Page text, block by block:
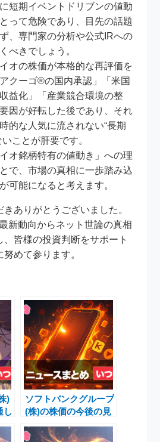
短期イベントドリブンの値動
って危険であり、目先の話題
、専門家の分析や公式IRへの
べきでしょう。
オの株価が本格的な再評価を
クーゴ®の国内承認」「米国
益化」「産業競合環境の整
因が好転した後であり、それ
的な人気に流されない“長期
ことが肝要です。
オ銘柄特有の値動き」への理
で、市場の真相に一歩踏み込
可能になると考えます。
ありがとうございました。
新動向からネット世論の真相
、皆様の投資判断をサポート
めて参ります。
)
し
ソフトバンクグループ
(株)の株価の今後の見
話題になっている理由